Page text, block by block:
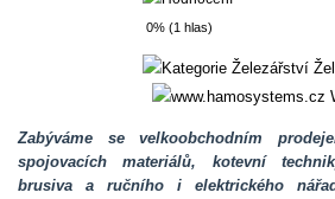
0% (1 hlas)
Zabýváme se velkoobchodním
spojovacích materiálů, kotevní
brusiva a ručního i elektrického